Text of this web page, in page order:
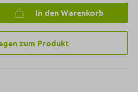
Gib den gewünschten
In den Warenkorb
zum Produkt